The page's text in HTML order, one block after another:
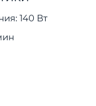
140 Вт